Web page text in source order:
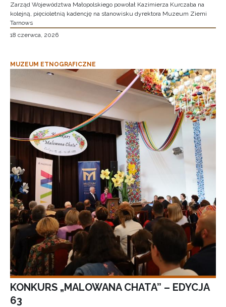
Zarząd Województwa Małopolskiego powołał Kazimierza Kurczaba na
kolejną, pięcioletnią kadencję na stanowisku dyrektora Muzeum Ziemi
Tarnows
18 czerwca, 2026
MUZEUM ETNOGRAFICZNE
KONKURS „MALOWANA CHATA” – EDYCJA
63